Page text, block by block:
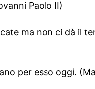
Paolo II)
ma non ci dà il
per esso oggi.